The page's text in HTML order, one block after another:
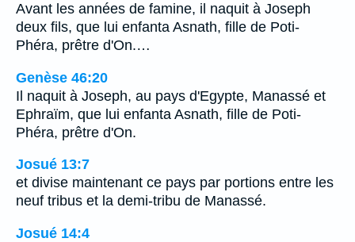
Avant les années de famine, il naquit à Joseph
deux fils, que lui enfanta Asnath, fille de Poti-
Phéra, prêtre d'On.…
Genèse 46:20
Il naquit à Joseph, au pays d'Egypte, Manassé et
Ephraïm, que lui enfanta Asnath, fille de Poti-
Phéra, prêtre d'On.
Josué 13:7
et divise maintenant ce pays par portions entre les
neuf tribus et la demi-tribu de Manassé.
Josué 14:4